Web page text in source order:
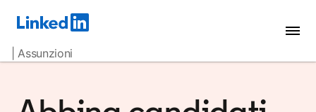
| Assunzioni